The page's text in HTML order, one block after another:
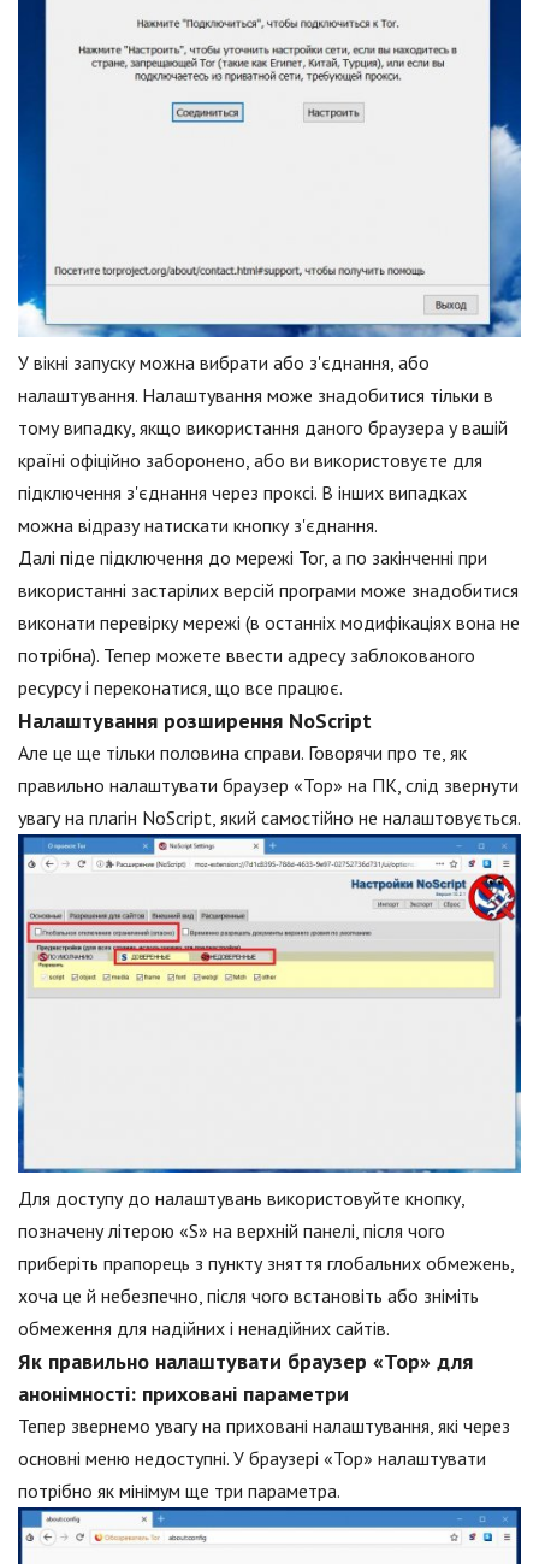
У вікні запуску можна вибрати або з'єднання, або
налаштування. Налаштування може знадобитися тільки в
тому випадку, якщо використання даного браузера у вашій
країні офіційно заборонено, або ви використовуєте для
підключення з'єднання через проксі. В інших випадках
можна відразу натискати кнопку з'єднання.
Далі піде підключення до мережі Tor, а по закінченні при
використанні застарілих версій програми може знадобитися
виконати перевірку мережі (в останніх модифікаціях вона не
потрібна). Тепер можете ввести адресу заблокованого
ресурсу і переконатися, що все працює.
Налаштування розширення NoScript
Але це ще тільки половина справи. Говорячи про те, як
правильно налаштувати браузер «Тор» на ПК, слід звернути
увагу на плагін NoScript, який самостійно не налаштовується.
Для доступу до налаштувань використовуйте кнопку,
позначену літерою «S» на верхній панелі, після чого
приберіть прапорець з пункту зняття глобальних обмежень,
хоча це й небезпечно, після чого встановіть або зніміть
обмеження для надійних і ненадійних сайтів.
Як правильно налаштувати браузер «Тор» для
анонімності: приховані параметри
Тепер звернемо увагу на приховані налаштування, які через
основні меню недоступні. У браузері «Тор» налаштувати
потрібно як мінімум ще три параметра.